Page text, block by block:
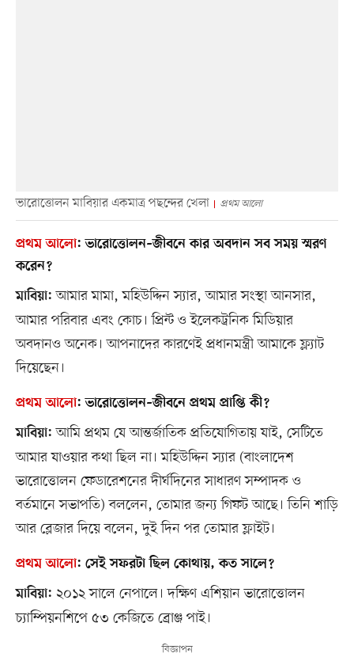
ভারোত্তোলন মাবিয়ার একমাত্র পছন্দের খেলা প্রথম আলো
প্রথম আলো:ভারোত্তোলন–জীবনে কার অবদান সব সময় স্মরণ
করেন?
মাবিয়া: আমার মামা, মহিউদ্দিন স্যার, আমার সংস্থা আনসার,
আমার পরিবার এবং কোচ। প্রিন্ট ও ইলেকট্রনিক মিডিয়ার
অবদানও অনেক। আপনাদের কারণেই প্রধানমন্ত্রী আমাকে ফ্ল্যাট
দিয়েছেন।
প্রথম আলো:ভারোত্তোলন–জীবনে প্রথম প্রাপ্তি কী?
মাবিয়া: আমি প্রথম যে আন্তর্জাতিক প্রতিযোগিতায় যাই, সেটিতে
আমার যাওয়ার কথা ছিল না। মহিউদ্দিন স্যার (বাংলাদেশ
ভারোত্তোলন ফেডারেশনের দীর্ঘদিনের সাধারণ সম্পাদক ও
বর্তমানে সভাপতি) বললেন, তোমার জন্য গিফট আছে। তিনি শাড়ি
আর ব্লেজার দিয়ে বলেন, দুই দিন পর তোমার ফ্লাইট।
প্রথম আলো: সেই সফরটা ছিল কোথায়, কত সালে?
মাবিয়া: ২০১২ সালে নেপালে। দক্ষিণ এশিয়ান ভারোত্তোলন
চ্যাম্পিয়নশিপে ৫৩ কেজিতে ব্রোঞ্জ পাই।